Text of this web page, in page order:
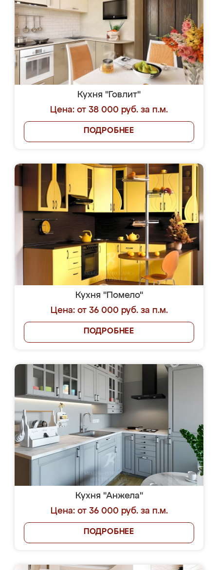
Кухня "Говлит"
Цена: от 38 000 руб. за п.м.
ПОДРОБНЕЕ
Кухня "Помело"
Цена: от 36 000 руб. за п.м.
ПОДРОБНЕЕ
Кухня "Анжела"
Цена: от 36 000 руб. за п.м.
ПОДРОБНЕЕ